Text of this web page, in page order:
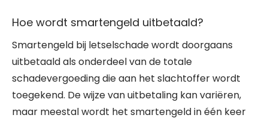
Hoe wordt smartengeld uitbetaald?
Smartengeld bij letselschade wordt doorgaans
uitbetaald als onderdeel van de totale
schadevergoeding die aan het slachtoffer wordt
toegekend. De wijze van uitbetaling kan variëren,
maar meestal wordt het smartengeld in één keer